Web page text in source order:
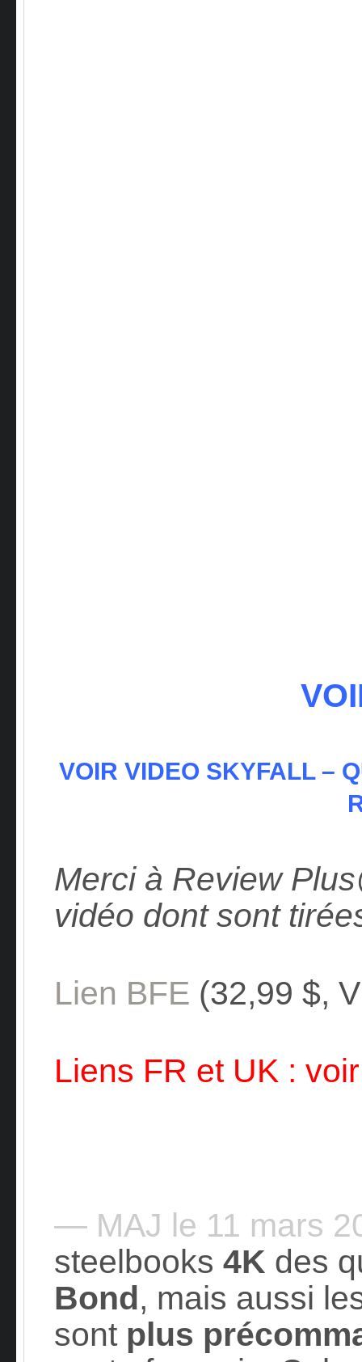
VOIR VIDEO SKYFALL–
Merci à Review
vidéo dont sont
Lien BFE (32,99 $,
Liens FR et UK :
— MAJ le 11 mars
steelbooks4K des
Bond, mais aussi
sont plus